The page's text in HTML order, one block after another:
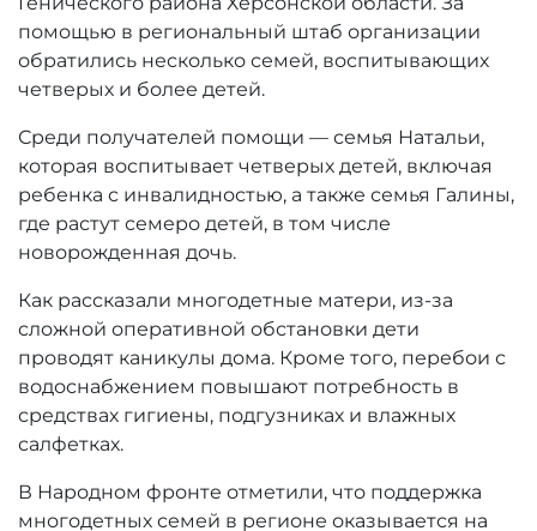
помощью в региональный штаб организации
обратились несколько семей, воспитывающих
четверых и более детей.
Среди получателей помощи — семья Натальи,
которая воспитывает четверых детей, включая
ребенка с инвалидностью, а также семья Галины,
где растут семеро детей, в том числе
новорожденная дочь.
Как рассказали многодетные матери, из-за
сложной оперативной обстановки дети
проводят каникулы дома. Кроме того, перебои с
водоснабжением повышают потребность в
средствах гигиены, подгузниках и влажных
салфетках.
В Народном фронте отметили, что поддержка
многодетных семей в регионе оказывается на